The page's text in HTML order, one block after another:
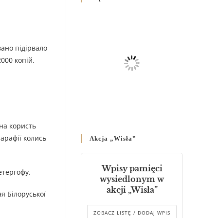
підірвало
копій.
користь
колись
Білоруської
Родин
Справ Молоді та встановленя
складу Катихитичної Комісії
днях 2-12 липня 2024 р.”
Декрет єпископів
Перемисько-Варшавської
Митрополії стосовно
звершування Божественної
літургії
Akcja „Wisła”
Wpisy pamięci
wysiedlonym w
akcji „Wisła”
ZOBACZ LISTĘ / DODAJ WPIS